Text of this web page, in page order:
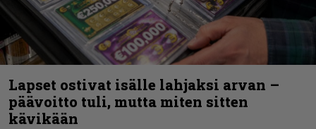
Lapset ostivat isälle lahjaksi arvan –
päävoitto tuli, mutta miten sitten
kävikään